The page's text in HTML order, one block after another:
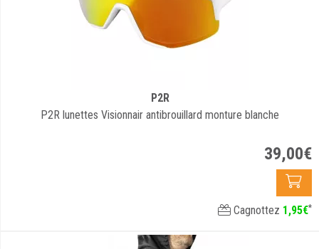
P2R
P2R lunettes Visionnair antibrouillard monture blanche
39,00€
Cagnottez 1,95€*